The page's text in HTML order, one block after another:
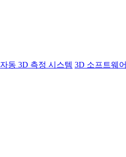
자동 3D 측정 시스템 3D 소프트웨어